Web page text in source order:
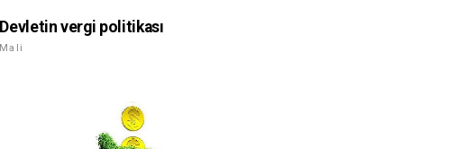
Devletin vergi politikası
Mali